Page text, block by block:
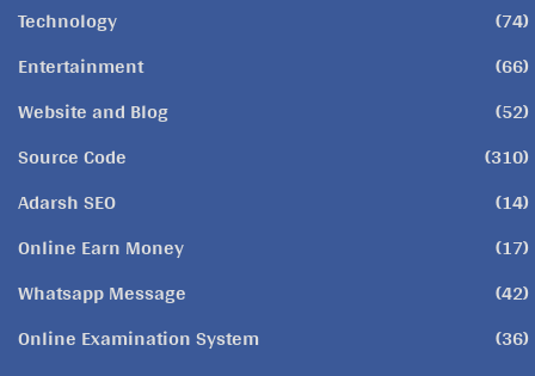
Technology
(74)
Entertainment
(66)
Website and Blog
(52)
Source Code
(310)
Adarsh SEO
(14)
Online Earn Money
(17)
Whatsapp Message
(42)
Online Examination System
(36)